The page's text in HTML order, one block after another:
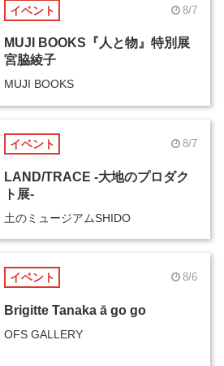
イベント 8/7
MUJI BOOKS『人と物』特別展
宮脇綾子
MUJI BOOKS
イベント 8/7
LAND/TRACE -大地のプロダク
ト展-
土のミュージアムSHIDO
イベント 8/6
Brigitte Tanaka ā go go
OFS GALLERY